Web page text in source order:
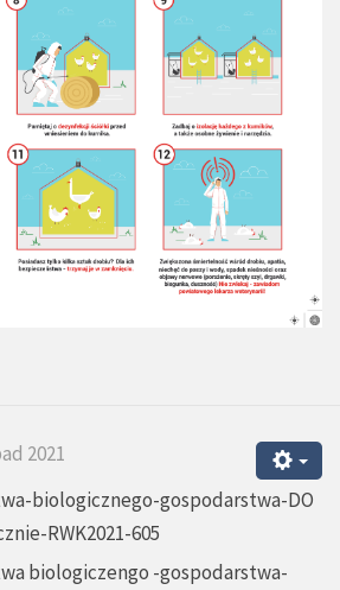
2021
biologicznego-gospodarstwa-DO
RWK2021-605
biologiczengo -gospodarstwa-